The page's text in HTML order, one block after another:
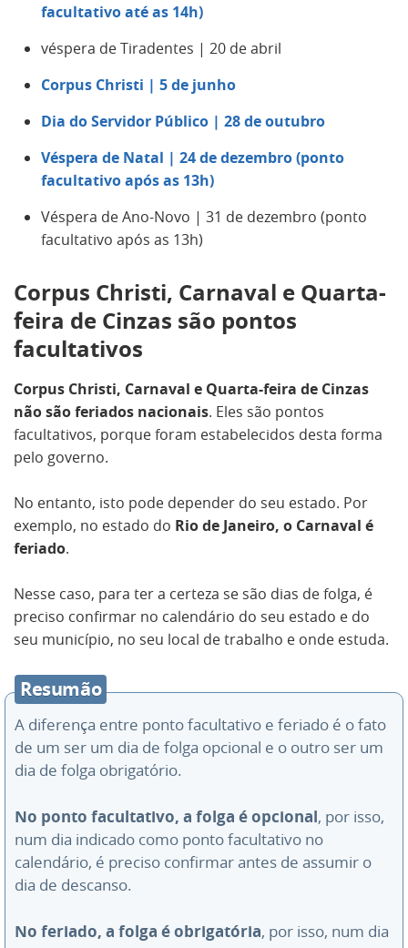
facultativo até as 14h)
véspera de Tiradentes | 20 de abril
Corpus Christi | 5 de junho
Dia do Servidor Público | 28 de outubro
Véspera de Natal | 24 de dezembro (ponto
facultativo após as 13h)
Véspera de Ano-Novo | 31 de dezembro (ponto
facultativo após as 13h)
Corpus Christi, Carnaval e Quarta-
feira de Cinzas são pontos
facultativos
Corpus Christi, Carnaval e Quarta-feira de Cinzas
não são feriados nacionais. Eles são pontos
facultativos, porque foram estabelecidos desta forma
pelo governo.
No entanto, isto pode depender do seu estado. Por
exemplo, no estado do Rio de Janeiro, o Carnaval é
feriado.
Nesse caso, para ter a certeza se são dias de folga, é
preciso confirmar no calendário do seu estado e do
seu município, no seu local de trabalho e onde estuda.
Resumão
A diferença entre ponto facultativo e feriado é o fato
de um ser um dia de folga opcional e o outro ser um
dia de folga obrigatório.
No ponto facultativo, a folga é opcional, por isso,
num dia indicado como ponto facultativo no
calendário, é preciso confirmar antes de assumir o
dia de descanso.
No feriado, a folga é obrigatória, por isso, num dia